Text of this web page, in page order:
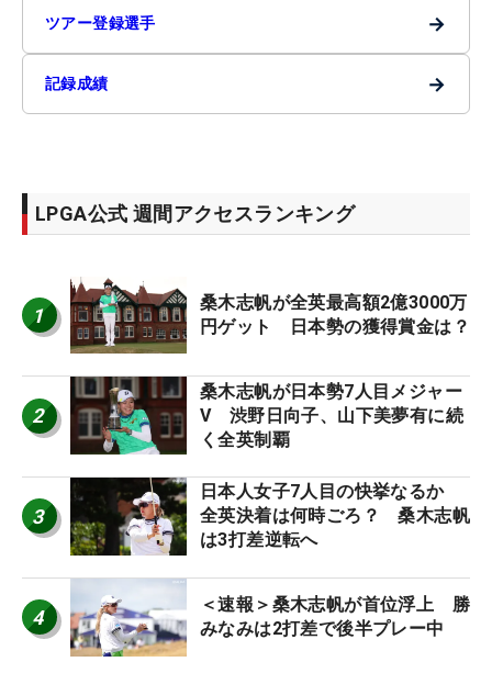
ツアー登録選手 →
記録成績 →
LPGA公式 週間アクセスランキング
1
桑木志帆が全英最高額2億3000万
円ゲット 日本勢の獲得賞金は？
2
桑木志帆が日本勢7人目メジャー
V 渋野日向子、山下美夢有に続
く全英制覇
3
日本人女子7人目の快挙なるか
全英決着は何時ごろ？ 桑木志帆
は3打差逆転へ
4
＜速報＞桑木志帆が首位浮上 勝
みなみは2打差で後半プレー中